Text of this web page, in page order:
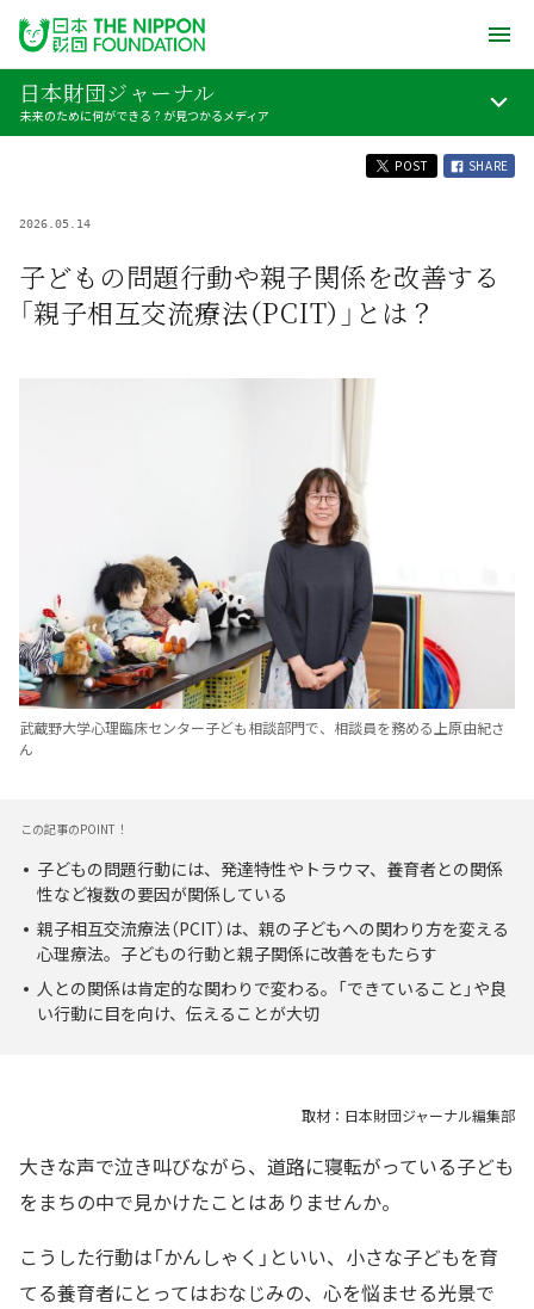
日本財団ジャーナル
未来のために何ができる？が見つかるメディア
POST SHARE
2026.05.14
子どもの問題行動や親子関係を改善する
「親子相互交流療法（PCIT）」とは？
武蔵野大学心理臨床センター子ども相談部門で、相談員を務める上原由紀さ
ん
この記事のPOINT！
子どもの問題行動には、発達特性やトラウマ、養育者との関係
性など複数の要因が関係している
親子相互交流療法（PCIT）は、親の子どもへの関わり方を変える
心理療法。子どもの行動と親子関係に改善をもたらす
人との関係は肯定的な関わりで変わる。「できていること」や良
い行動に目を向け、伝えることが大切
取材：日本財団ジャーナル編集部
大きな声で泣き叫びながら、道路に寝転がっている子ども
をまちの中で見かけたことはありませんか。
こうした行動は「かんしゃく」といい、小さな子どもを育
てる養育者にとってはおなじみの、心を悩ませる光景で